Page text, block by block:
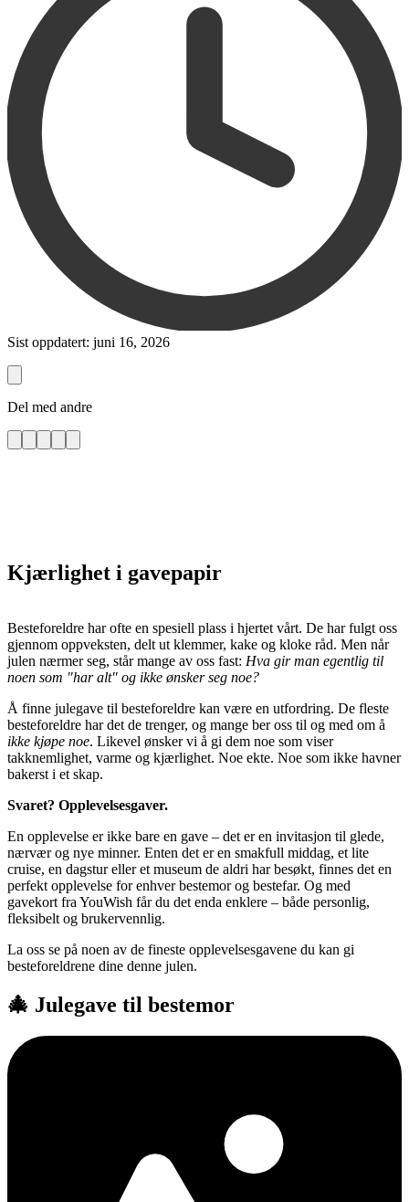
Sist oppdatert: juni 16, 2026
Del med andre
Kjærlighet i gavepapir
Besteforeldre har ofte en spesiell plass i hjertet vårt. De har fulgt oss
gjennom oppveksten, delt ut klemmer, kake og kloke råd. Men når
julen nærmer seg, står mange av oss fast: Hva gir man egentlig til
noen som "har alt" og ikke ønsker seg noe?
Å finne julegave til besteforeldre kan være en utfordring. De fleste
besteforeldre har det de trenger, og mange ber oss til og med om å
ikke kjøpe noe. Likevel ønsker vi å gi dem noe som viser
takknemlighet, varme og kjærlighet. Noe ekte. Noe som ikke havner
bakerst i et skap.
Svaret? Opplevelsesgaver.
En opplevelse er ikke bare en gave – det er en invitasjon til glede,
nærvær og nye minner. Enten det er en smakfull middag, et lite
cruise, en dagstur eller et museum de aldri har besøkt, finnes det en
perfekt opplevelse for enhver bestemor og bestefar. Og med
gavekort fra YouWish får du det enda enklere – både personlig,
fleksibelt og brukervennlig.
La oss se på noen av de fineste opplevelsesgavene du kan gi
besteforeldrene dine denne julen.
🎄 Julegave til bestemor